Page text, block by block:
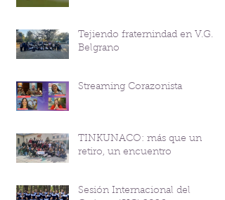
Tejiendo fraternindad en V.G.
Belgrano
Streaming Corazonista
TINKUNACO: más que un
retiro, un encuentro
Sesión Internacional del